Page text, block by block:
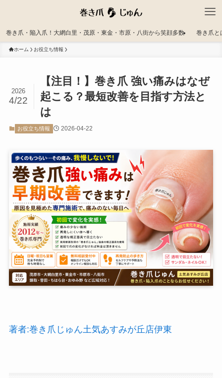
巻き爪・陥入爪！大網白里・茂原・東金・市原・八街から笑顔多数 巻き爪と
ホーム お役立ち情報
【注目！】巻き爪 強い痛みはなぜ
起こる？最短改善を目指す方法と
は
2026
4/22
お役立ち情報 2026-04-22
著者:巻き爪じゅん土気あすみが丘店伊東